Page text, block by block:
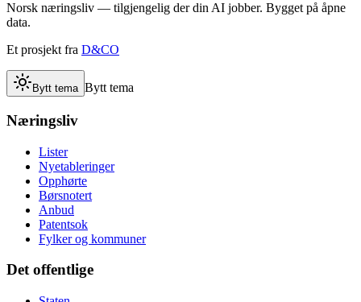
Norsk næringsliv — tilgjengelig der din AI jobber. Bygget på åpne
data.
Et prosjekt fra D&CO
Bytt tema Bytt tema
Næringsliv
Lister
Nyetableringer
Opphørte
Børsnotert
Anbud
Patentsok
Fylker og kommuner
Det offentlige